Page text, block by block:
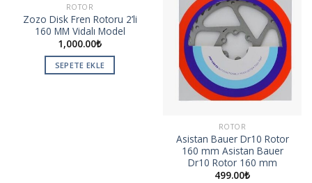
ROTOR
Zozo Disk Fren Rotoru 2’li
160 MM Vidalı Model
1,000.00₺
SEPETE EKLE
ROTOR
Asistan Bauer Dr10 Rotor
160 mm Asistan Bauer
Dr10 Rotor 160 mm
499.00₺